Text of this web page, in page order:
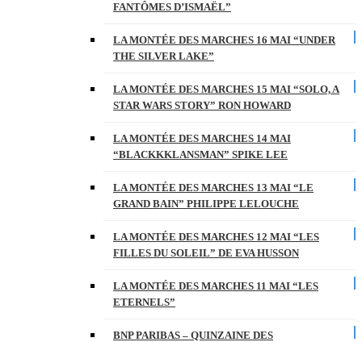
FANTÔMES D’ISMAËL”
LA MONTÉE DES MARCHES 16 MAI “UNDER
THE SILVER LAKE”
LA MONTÉE DES MARCHES 15 MAI “SOLO, A
STAR WARS STORY” RON HOWARD
LA MONTÉE DES MARCHES 14 MAI
“BLACKKKLANSMAN” SPIKE LEE
LA MONTÉE DES MARCHES 13 MAI “LE
GRAND BAIN” PHILIPPE LELOUCHE
LA MONTÉE DES MARCHES 12 MAI “LES
FILLES DU SOLEIL” DE EVA HUSSON
LA MONTÉE DES MARCHES 11 MAI “LES
ETERNELS”
BNP PARIBAS – QUINZAINE DES